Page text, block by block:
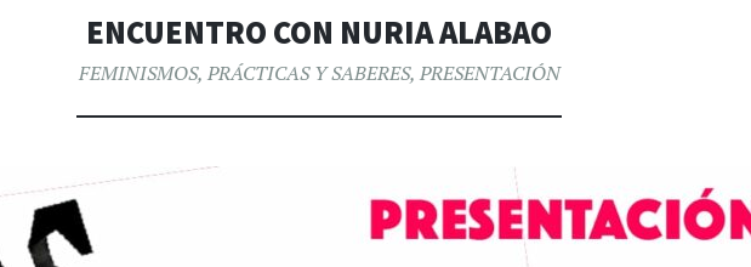
ENCUENTRO CON NURIA ALABAO
FEMINISMOS, PRÁCTICAS Y SABERES, PRESENTACIÓN